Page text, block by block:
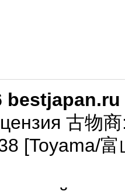
古物
[Toyama/